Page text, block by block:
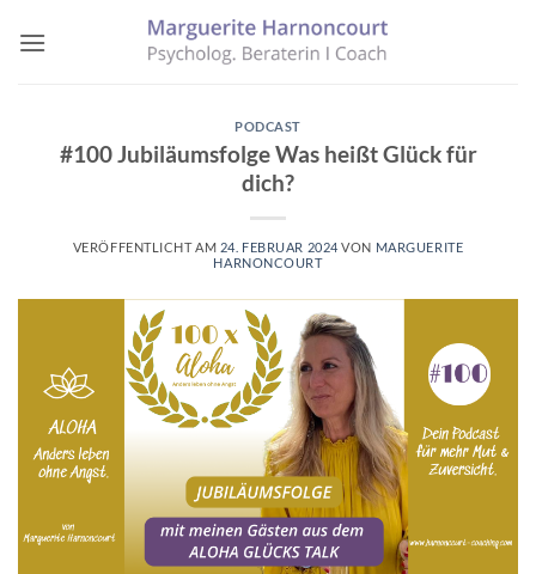
Inhalt
PODCAST
#100 Jubiläumsfolge Was heißt Glück für
dich?
VERÖFFENTLICHT AM 24. FEBRUAR 2024VON MARGUERITE
HARNONCOURT